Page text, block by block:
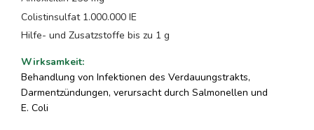
Colistinsulfat 1.000.000 IE
Hilfe- und Zusatzstoffe bis zu 1 g
Wirksamkeit:
Behandlung von Infektionen des Verdauungstrakts,
Darmentzündungen, verursacht durch Salmonellen und
E. Coli